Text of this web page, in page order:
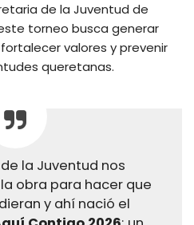
de la Juventud de
torneo busca generar
valores y prevenir
queretanas.
la Juventud nos
obra para hacer que
y ahí nació el